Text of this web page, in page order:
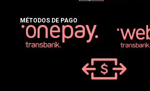
MÉTODOS DE PAGO